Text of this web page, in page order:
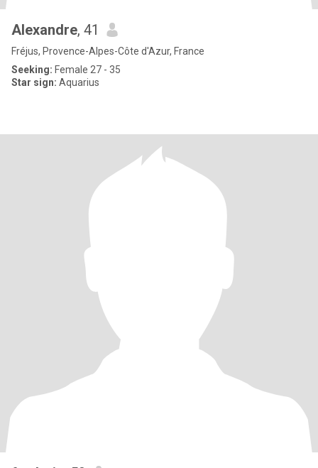
Alexandre, 41
Fréjus, Provence-Alpes-Côte d'Azur, France
Seeking: Female 27 - 35
Star sign: Aquarius